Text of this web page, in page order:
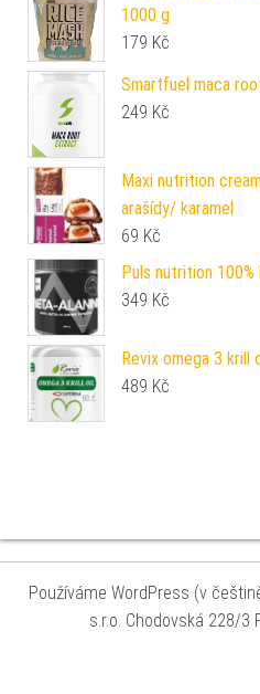
1000 g
179 Kč
Smartfuel maca
249 Kč
Maxi nutrition
arašídy/ karamel
69 Kč
Puls nutrition
349 Kč
Revix omega 3 krill
489 Kč
Používáme WordPress (v
s.r.o. Chodovská 228/3